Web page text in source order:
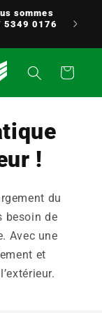
sommes
5349 0176
Panier
!
du
besoin de
Avec une
et